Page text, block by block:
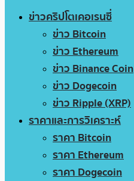
ข่าวคริปโตเคอเรนซี่
ข่าว Bitcoin
ข่าว Ethereum
ข่าว Binance Coin
ข่าว Dogecoin
ข่าว Ripple (XRP)
ราคาและการวิเคราะห์
ราคา Bitcoin
ราคา Ethereum
ราคา Dogecoin